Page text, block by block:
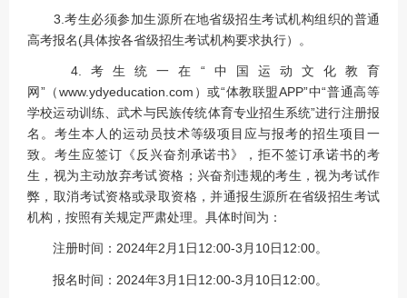
3.考生必须参加生源所在地省级招生考试机构组织的普通
高考报名(具体按各省级招生考试机构要求执行）。
4.考生统一在“中国运动文化教育
网”（www.ydyeducation.com）或“体教联盟APP”中“普通高等
学校运动训练、武术与民族传统体育专业招生系统”进行注册报
名。考生本人的运动员技术等级项目应与报考的招生项目一
致。考生应签订《反兴奋剂承诺书》，拒不签订承诺书的考
生，视为主动放弃考试资格；兴奋剂违规的考生，视为考试作
弊，取消考试资格或录取资格，并通报生源所在省级招生考试
机构，按照有关规定严肃处理。具体时间为：
注册时间：2024年2月1日12:00-3月10日12:00。
报名时间：2024年3月1日12:00-3月10日12:00。